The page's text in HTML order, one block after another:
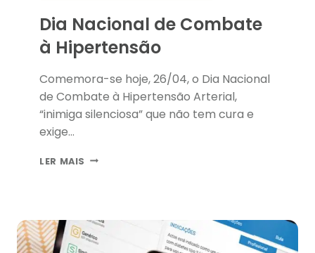
Dia Nacional de Combate
à Hipertensão
Comemora-se hoje, 26/04, o Dia Nacional
de Combate à Hipertensão Arterial,
“inimiga silenciosa” que não tem cura e
exige…
LER MAIS DIA
HIPERTENSÃO